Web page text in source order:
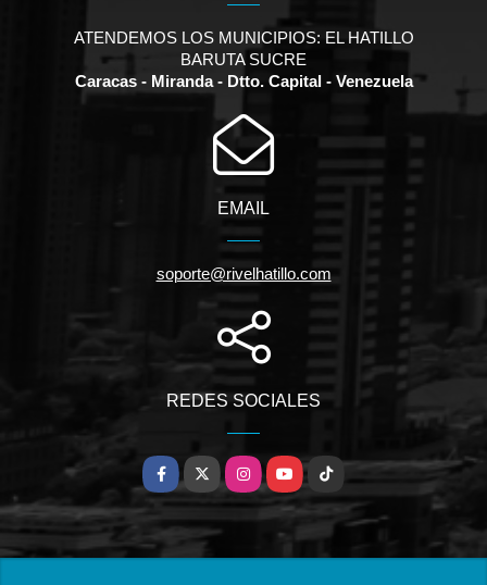
ATENDEMOS LOS MUNICIPIOS: EL HATILLO
BARUTA SUCRE
Caracas - Miranda - Dtto. Capital - Venezuela
EMAIL
soporte@rivelhatillo.com
REDES SOCIALES
Facebook
X InstagramYouTubeTikTok